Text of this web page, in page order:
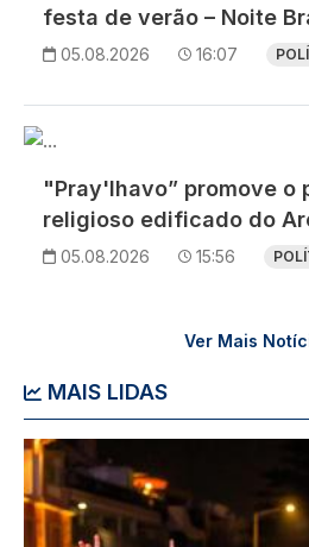
festa de verão – Noite
05.08.2026 16:07
Imagem
"Pray'lhavo” promove o
religioso edificado do
05.08.2026 15:56
Ver Mais
MAIS LIDAS
Imagem